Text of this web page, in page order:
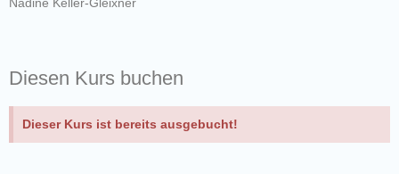
Diesen Kurs buchen
Dieser Kurs ist bereits ausgebucht!